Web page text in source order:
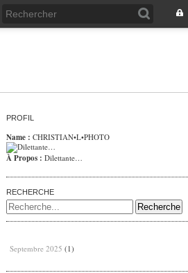
PROFIL
Name : CHRISTIAN•L•PHOTO
À Propos : Dilettante…
RECHERCHE
Septembre 2025 (1)